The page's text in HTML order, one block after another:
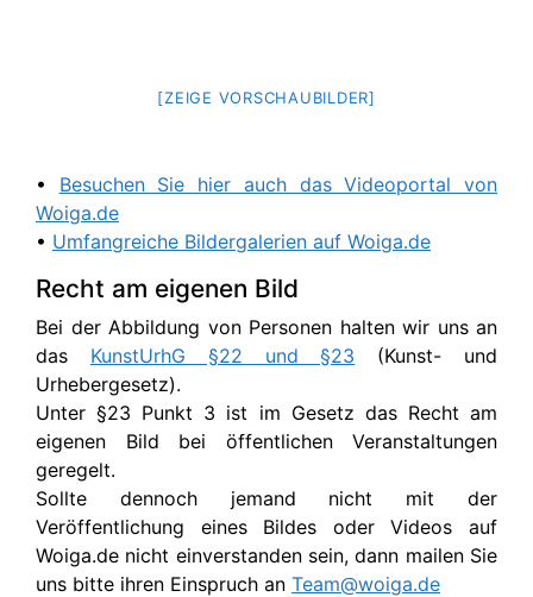
[ZEIGE VORSCHAUBILDER]
• Besuchen Sie hier auch das Videoportal von
Woiga.de
• Umfangreiche Bildergalerien auf Woiga.de
Recht am eigenen Bild
Bei der Abbildung von Personen halten wir uns an
das KunstUrhG §22 und §23 (Kunst- und
Urhebergesetz).
Unter §23 Punkt 3 ist im Gesetz das Recht am
eigenen Bild bei öffentlichen Veranstaltungen
geregelt.
Sollte dennoch jemand nicht mit der
Veröffentlichung eines Bildes oder Videos auf
Woiga.de nicht einverstanden sein, dann mailen Sie
uns bitte ihren Einspruch an Team@woiga.de